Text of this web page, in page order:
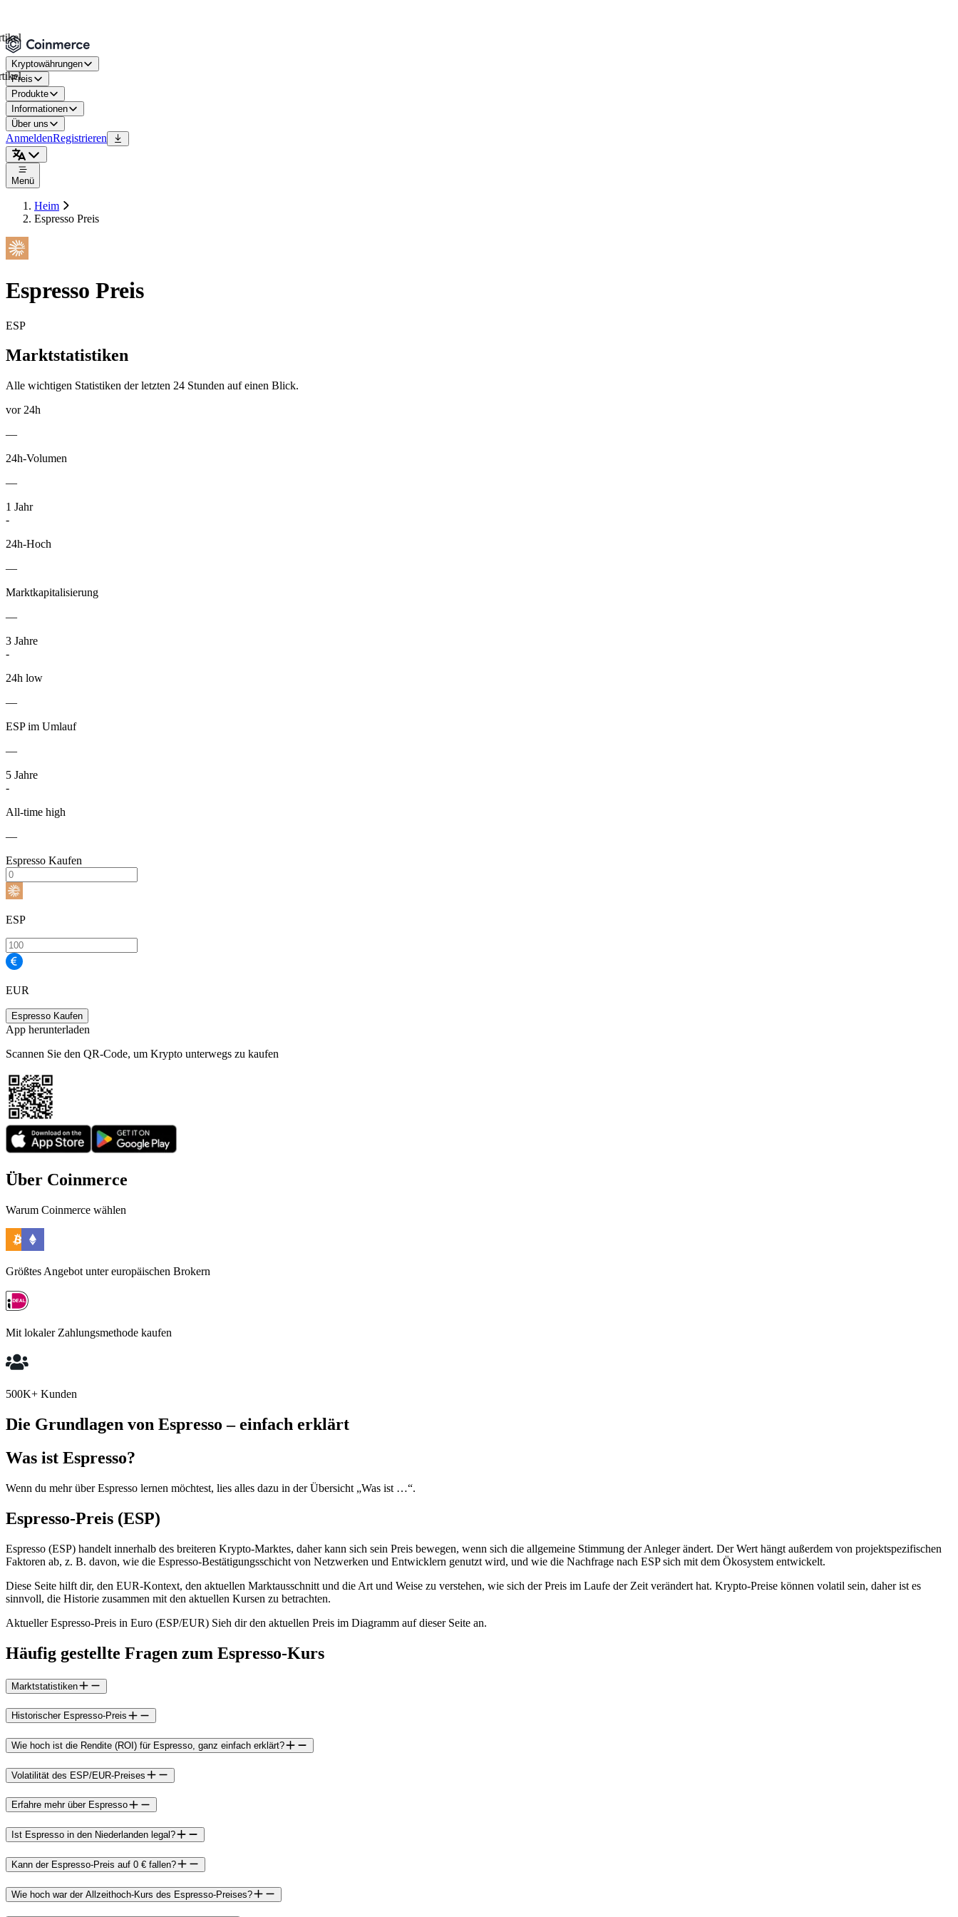
Kryptowährungen
Preis
Produkte
Informationen
Über uns
AnmeldenRegistrieren
Menü
Heim
Espresso Preis
Espresso Preis
ESP
Marktstatistiken
Alle wichtigen Statistiken der letzten 24 Stunden auf einen Blick.
vor 24h
—
24h-Volumen
—
1 Jahr
-
24h-Hoch
—
Marktkapitalisierung
—
3 Jahre
-
24h low
—
ESP im Umlauf
—
5 Jahre
-
All-time high
—
Espresso Kaufen
ESP
EUR
Espresso Kaufen
App herunterladen
Scannen Sie den QR-Code, um Krypto unterwegs zu kaufen
Über Coinmerce
Warum Coinmerce wählen
Größtes Angebot unter europäischen Brokern
Mit lokaler Zahlungsmethode kaufen
500K+ Kunden
Die Grundlagen von Espresso – einfach erklärt
Was ist Espresso?
Wenn du mehr über Espresso lernen möchtest, lies alles dazu in der Übersicht „Was ist …“.
Espresso-Preis (ESP)
Espresso (ESP) handelt innerhalb des breiteren Krypto-Marktes, daher kann sich sein Preis bewegen, wenn sich die allgemeine Stimmung der Anleger ändert. Der Wert hängt außerdem von projektspezifischen
Faktoren ab, z. B. davon, wie die Espresso-Bestätigungsschicht von Netzwerken und Entwicklern genutzt wird, und wie die Nachfrage nach ESP sich mit dem Ökosystem entwickelt.
Diese Seite hilft dir, den EUR-Kontext, den aktuellen Marktausschnitt und die Art und Weise zu verstehen, wie sich der Preis im Laufe der Zeit verändert hat. Krypto-Preise können volatil sein, daher ist es
sinnvoll, die Historie zusammen mit den aktuellen Kursen zu betrachten.
Aktueller Espresso-Preis in Euro (ESP/EUR) Sieh dir den aktuellen Preis im Diagramm auf dieser Seite an.
Häufig gestellte Fragen zum Espresso-Kurs
Marktstatistiken
Historischer Espresso-Preis
Wie hoch ist die Rendite (ROI) für Espresso, ganz einfach erklärt?
Volatilität des ESP/EUR-Preises
Erfahre mehr über Espresso
Ist Espresso in den Niederlanden legal?
Kann der Espresso-Preis auf 0 € fallen?
Wie hoch war der Allzeithoch-Kurs des Espresso-Preises?